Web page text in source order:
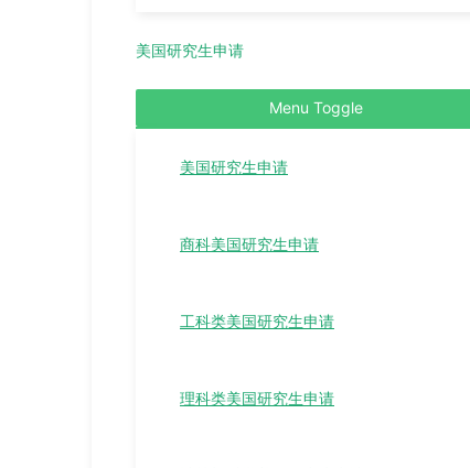
美国研究生申请
Menu Toggle
美国研究生申请
商科美国研究生申请
工科类美国研究生申请
理科类美国研究生申请